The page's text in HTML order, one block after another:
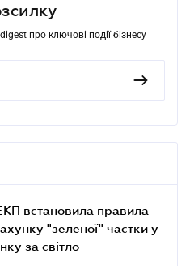
про ключові події бізнесу
встановила правила
"зеленої" частки у
за світло